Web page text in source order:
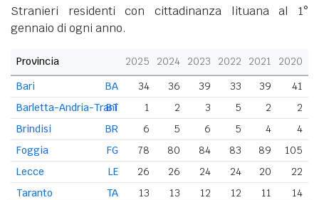
Stranieri residenti con cittadinanza lituana al 1°
gennaio di ogni anno.
Provincia 2025 2024 2023 2022 2021
2020
BA
Bari 34 36 39 33 39
41
BT
Barletta-Andria-Trani 1 2 3 5 2
2
BR
Brindisi 6 5 6 5 4
4
FG
Foggia 78 80 84 83 89
105
LE
Lecce 26 26 24 24 20
22
TA
Taranto 13 13 12 12 11
14